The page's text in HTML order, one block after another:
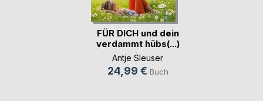
FÜR DICH und dein
verdammt hübs(...)
Antje Sleuser
24,99 € Buch